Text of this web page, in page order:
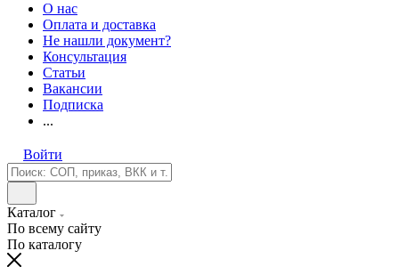
О нас
Оплата и доставка
Не нашли документ?
Консультация
Статьи
Вакансии
Подписка
...
Войти
Каталог
По всему сайту
По каталогу